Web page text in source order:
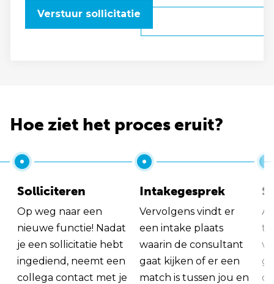
Verstuur sollicitatie
Hoe ziet het proces eruit?
Solliciteren
Op weg naar een
nieuwe functie! Nadat
je een sollicitatie hebt
ingediend, neemt een
collega contact met je
Intakegesprek
Vervolgens vindt er
een intake plaats
waarin de consultant
gaat kijken of er een
match is tussen jou en